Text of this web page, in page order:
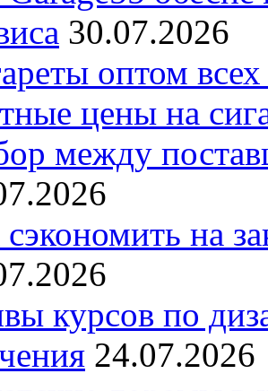
30.07.2026
оптом
цены на
между
на
курсов по
24.07.2026